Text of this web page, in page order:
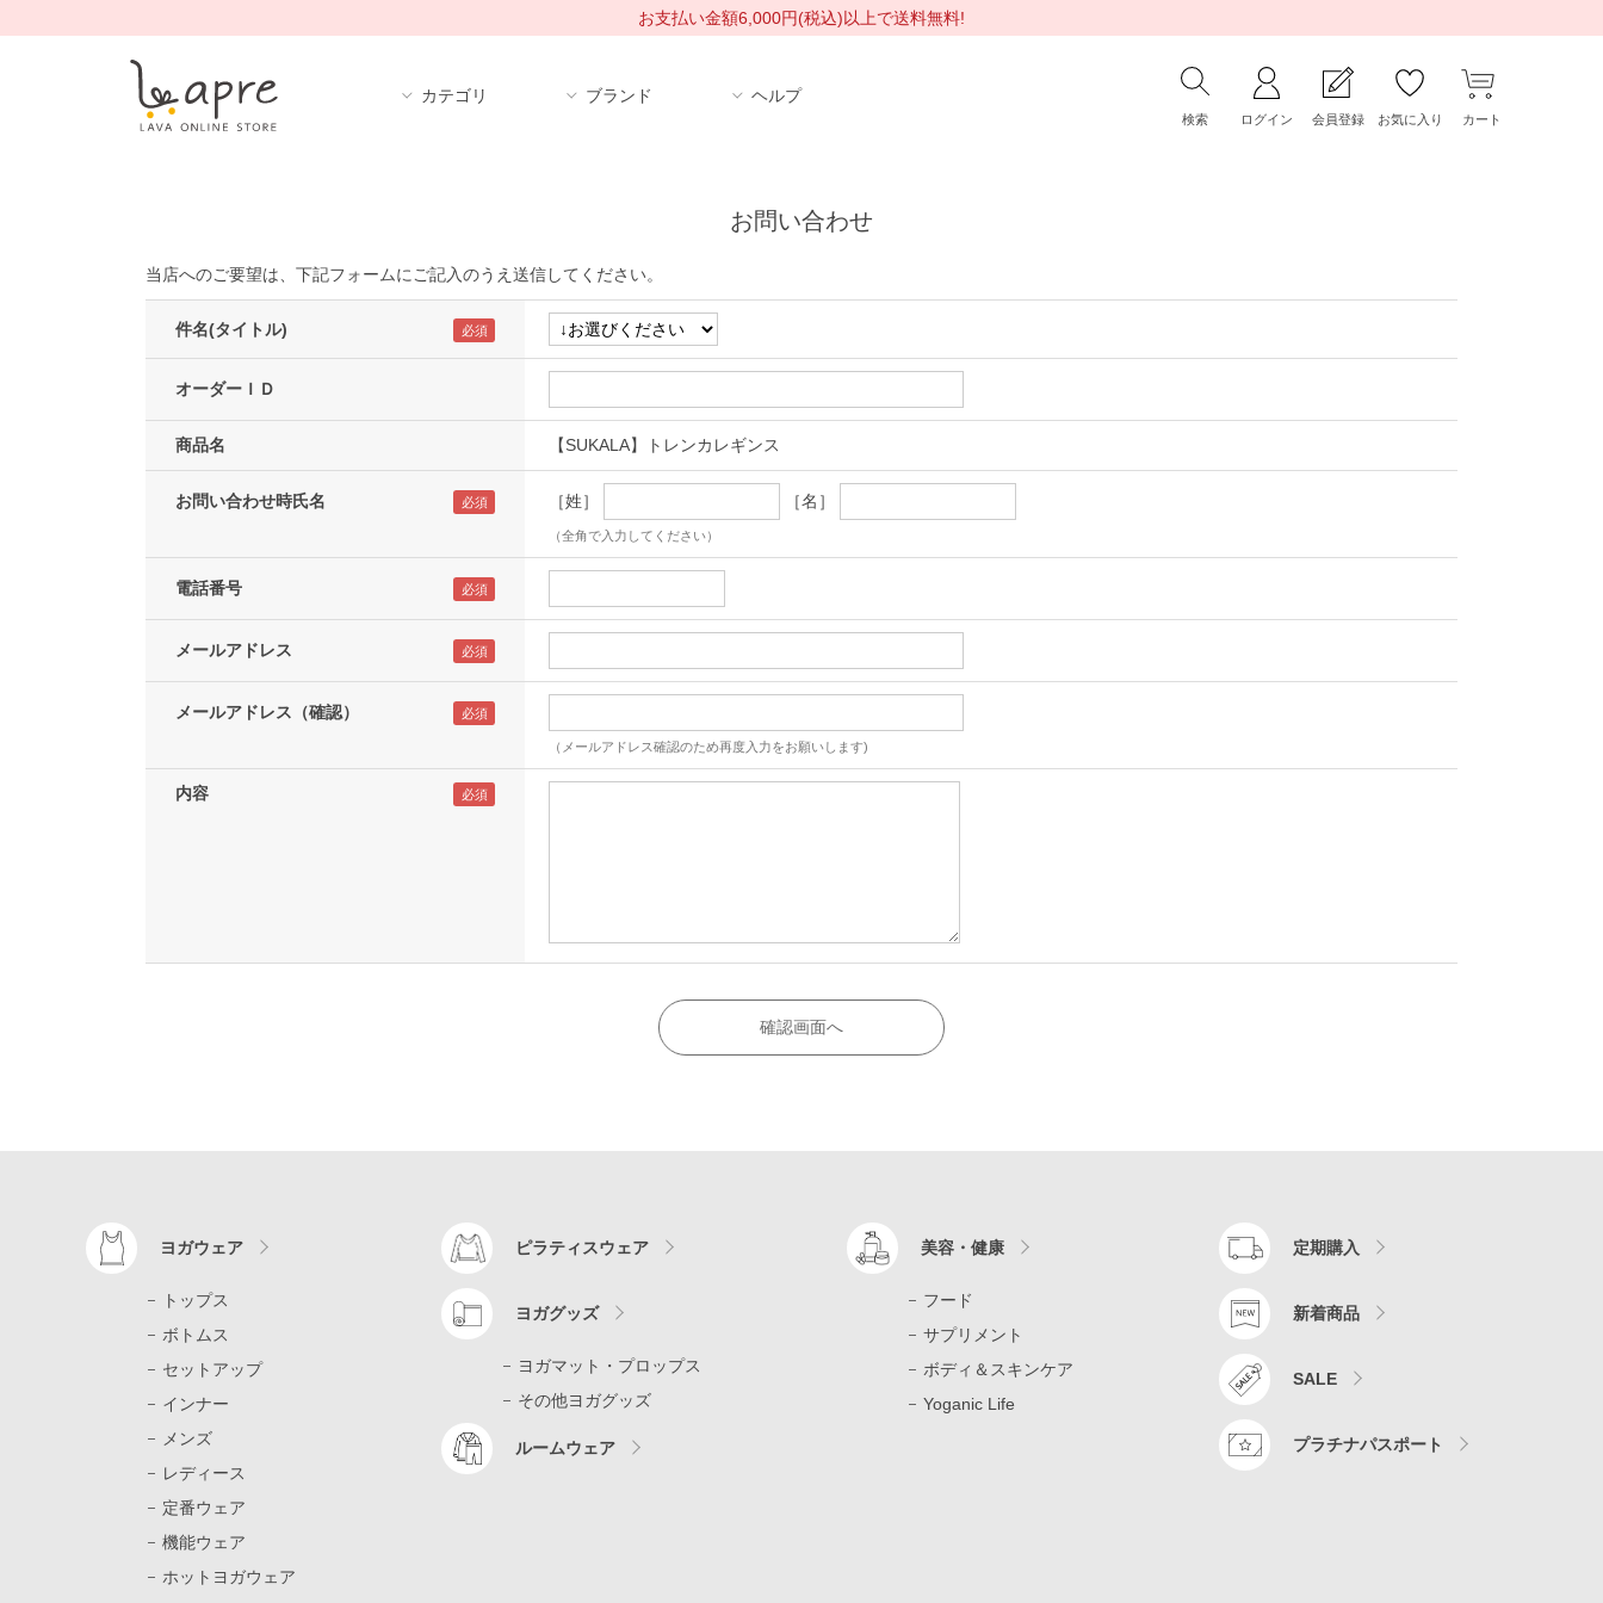
お支払い金額6,000円(税込)以上で送料無料!
カテゴリ ブランド ヘルプ
検索 ログイン 会員登録 お気に入り カート
お問い合わせ
当店へのご要望は、下記フォームにご記入のうえ送信してください。
件名(タイトル)
オーダーＩＤ
商品名 【SUKALA】トレンカレギンス
お問い合わせ時氏名 ［姓］ ［名］
（全角で入力してください）
電話番号
メールアドレス
メールアドレス（確認）
（メールアドレス確認のため再度入力をお願いします)
内容
ヨガウェア
トップス
ボトムス
セットアップ
インナー
メンズ
レディース
定番ウェア
機能ウェア
ホットヨガウェア
ピラティスウェア
ヨガグッズ
ヨガマット・プロップス
その他ヨガグッズ
ルームウェア
美容・健康
フード
サプリメント
ボディ＆スキンケア
Yoganic Life
定期購入
新着商品
SALE
プラチナパスポート